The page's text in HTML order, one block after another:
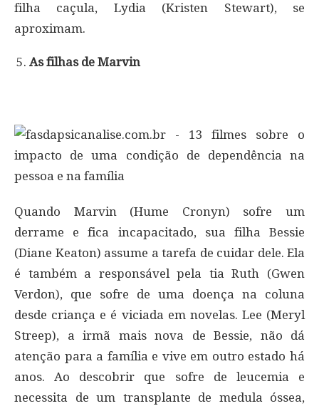
filha caçula, Lydia (Kristen Stewart), se
aproximam.
As filhas de Marvin
Quando Marvin (Hume Cronyn) sofre um
derrame e fica incapacitado, sua filha Bessie
(Diane Keaton) assume a tarefa de cuidar dele. Ela
é também a responsável pela tia Ruth (Gwen
Verdon), que sofre de uma doença na coluna
desde criança e é viciada em novelas. Lee (Meryl
Streep), a irmã mais nova de Bessie, não dá
atenção para a família e vive em outro estado há
anos. Ao descobrir que sofre de leucemia e
necessita de um transplante de medula óssea,